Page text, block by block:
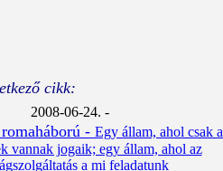
cikk:
2008-06-24. -
- Egy állam, ahol csak a
vannak jogaik; egy állam, ahol az
a mi feladatunk